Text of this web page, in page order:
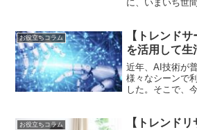
トもあれば、質
るものもありま
きますので、ぜ
せてみてくださ
に、いまいち世
な方法を一挙ご
度向上を図るの
お役立ちコラム
【トレンド
を活用して生
近年、AI技術が
様々なシーンで
した。そこで、
お役立ちコラム
【トレンド